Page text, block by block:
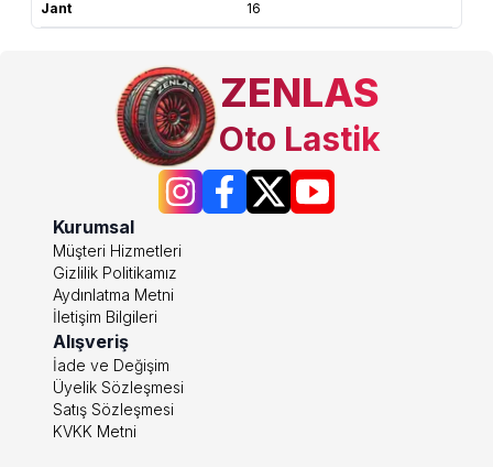
Jant 16
ZENLAS
Oto Lastik
Kurumsal
Müşteri Hizmetleri
Gizlilik Politikamız
Aydınlatma Metni
İletişim Bilgileri
Alışveriş
İade ve Değişim
Üyelik Sözleşmesi
Satış Sözleşmesi
KVKK Metni